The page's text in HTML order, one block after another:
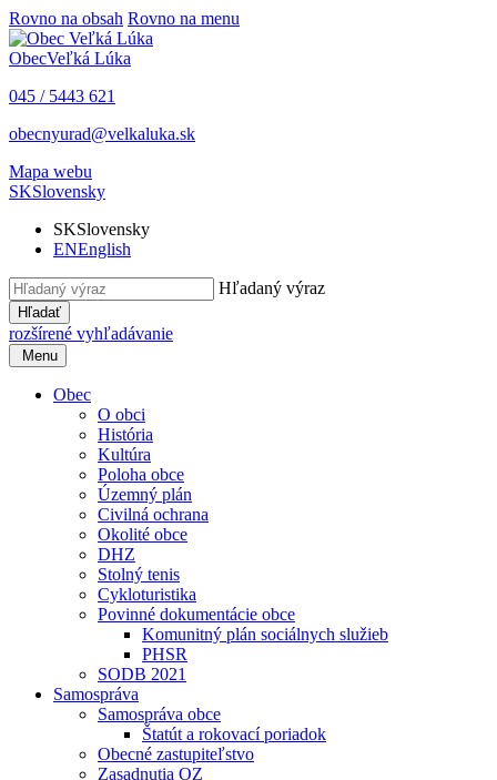
Rovno na obsah Rovno na menu
ObecVeľká Lúka
045 / 5443 621
obecnyurad@velkaluka.sk
Mapa webu
SKSlovensky
SKSlovensky
ENEnglish
Hľadaný výraz
Hľadať
rozšírené vyhľadávanie
Menu
Obec
O obci
História
Kultúra
Poloha obce
Územný plán
Civilná ochrana
Okolité obce
DHZ
Stolný tenis
Cykloturistika
Povinné dokumentácie obce
Komunitný plán sociálnych služieb
PHSR
SODB 2021
Samospráva
Samospráva obce
Štatút a rokovací poriadok
Obecné zastupiteľstvo
Zasadnutia OZ